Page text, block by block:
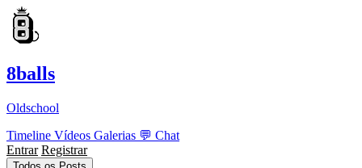
8balls
Oldschool
Timeline Vídeos Galerias 💬 Chat
Entrar Registrar